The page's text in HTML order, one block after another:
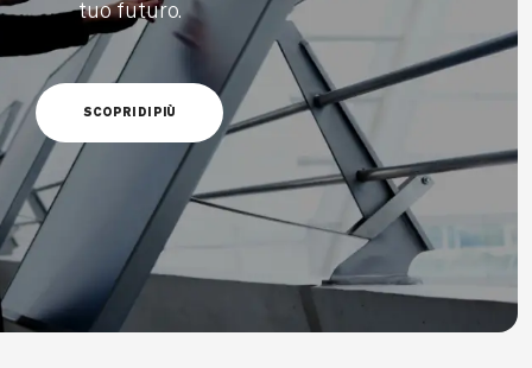
tuo futuro.
SCOPRI DI PIÙ